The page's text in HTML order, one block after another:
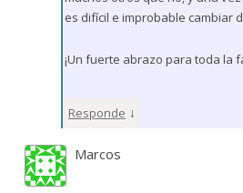
es difícil e improbable cambiar
¡Un fuerte abrazo para toda la
Responde ↓
Marcos